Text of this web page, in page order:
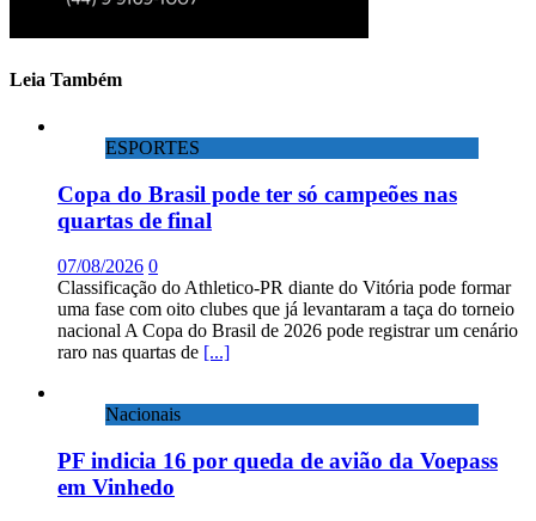
Leia Também
ESPORTES
Copa do Brasil pode ter só campeões nas
quartas de final
07/08/2026 0
Classificação do Athletico-PR diante do Vitória pode formar
uma fase com oito clubes que já levantaram a taça do torneio
nacional A Copa do Brasil de 2026 pode registrar um cenário
raro nas quartas de [...]
Nacionais
PF indicia 16 por queda de avião da Voepass
em Vinhedo